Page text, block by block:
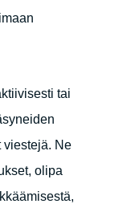
tai
viestejä. Ne
olipa